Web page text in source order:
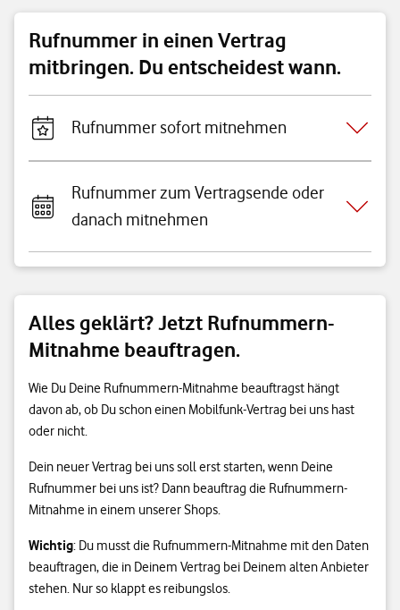
Rufnummer in einen Vertrag
mitbringen. Du entscheidest wann.
Rufnummer sofort mitnehmen
Rufnummer zum Vertragsende oder
danach mitnehmen
Alles geklärt? Jetzt Rufnummern-
Mitnahme beauftragen.
Wie Du Deine Rufnummern-Mitnahme beauftragst hängt
davon ab, ob Du schon einen Mobilfunk-Vertrag bei uns hast
oder nicht.
Dein neuer Vertrag bei uns soll erst starten, wenn Deine
Rufnummer bei uns ist? Dann beauftrag die Rufnummern-
Mitnahme in einem unserer Shops.
Wichtig: Du musst die Rufnummern-Mitnahme mit den Daten
beauftragen, die in Deinem Vertrag bei Deinem alten Anbieter
stehen. Nur so klappt es reibungslos.